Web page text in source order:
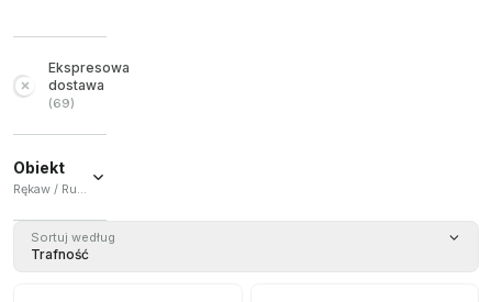
Ekspresowa
dostawa
(69)
Obiekt
Rękaw / Rura / Kciuk
(18)
Rura (17)
Sortuj według
Trafność